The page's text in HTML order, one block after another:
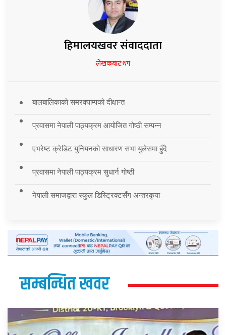
हिमालयखवर संवाददाता
लेखकबाट थप
बालबालिकाको समरक्याम्पको दीक्षान्त
प्रवासमा नेपाली पाठ्यक्रम आयोजित गोष्ठी सम्पन्न
एभरेष्ट क्रेडिट युनियनको साधारण सभा युलेसमा हुँदै
प्रवासमा नेपाली पाठ्यक्रम सुधार्न गोष्ठी
नेपाली समाजद्वारा स्कुल डिस्ट्रिक्टसँग अन्तरकृया
सम्बन्धित खवर